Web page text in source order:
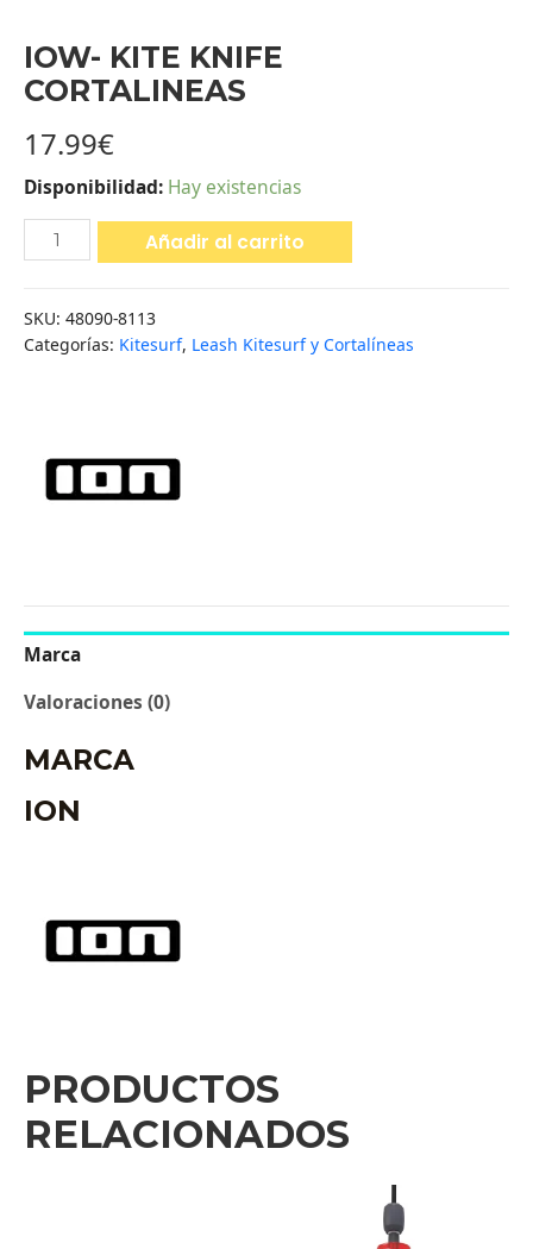
IOW- KITE KNIFE
CORTALINEAS
17.99€
Disponibilidad: Hay existencias
Añadir al carrito
SKU: 48090-8113
Categorías: Kitesurf, Leash Kitesurf y Cortalíneas
Marca
Valoraciones (0)
MARCA
ION
PRODUCTOS
RELACIONADOS